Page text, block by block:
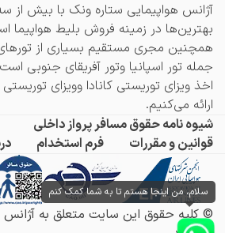
سلام، من اینجا هستم تا به شما کمک کنم
آژانس هواپیمایی ستاره ونک با بیش از
بهترین‌ها در زمینه فروش بلیط هواپیما
همچنین مجری مستقیم بسیاری از
جمله تور اسپانیا وتور آفریقای جنوبی
اخذ ویزای توریستی کانادا وویزای
ارائه می‌کنیم.
شیوه نامه حقوق مسافر پرواز داخلی
قوانین و مقررات
فرم استخدام
© کلیه حقوق این سایت متعلق به آژانس